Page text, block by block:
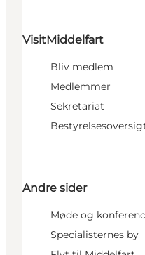
VisitMiddelfart
Bliv medlem
Medlemmer
Sekretariat
Andre sider
Møde og
Specialisternes by